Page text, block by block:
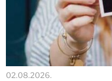
02.08.2026.